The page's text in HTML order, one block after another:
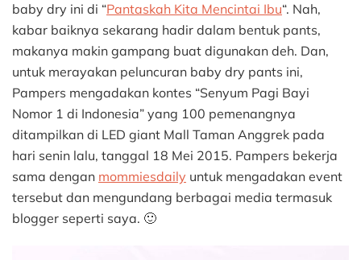
baby dry ini di “Pantaskah Kita Mencintai Ibu“. Nah,
kabar baiknya sekarang hadir dalam bentuk pants,
makanya makin gampang buat digunakan deh. Dan,
untuk merayakan peluncuran baby dry pants ini,
Pampers mengadakan kontes “Senyum Pagi Bayi
Nomor 1 di Indonesia” yang 100 pemenangnya
ditampilkan di LED giant Mall Taman Anggrek pada
hari senin lalu, tanggal 18 Mei 2015. Pampers bekerja
sama dengan mommiesdaily untuk mengadakan event
tersebut dan mengundang berbagai media termasuk
blogger seperti saya. 🙂